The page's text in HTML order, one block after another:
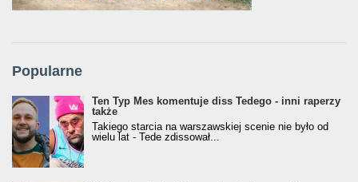
Popularne
Ten Typ Mes komentuje diss Tedego - inni raperzy
także
Takiego starcia na warszawskiej scenie nie było od
wielu lat - Tede zdissował...